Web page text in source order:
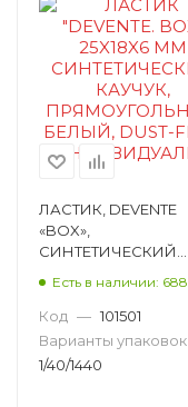
ЛАСТИК, DEVENTE
«BOX»,
СИНТЕТИЧЕСКИЙ
БЕЛЫЙ, 27Х18Х10ММ
4070908
Есть в наличии: 688
Код — 101501
Варианты упаковок
1/40/1440